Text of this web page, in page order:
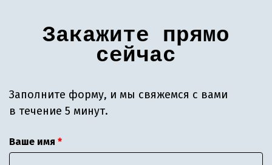
Закажите прямо
сейчас
Заполните форму, и мы свяжемся с вами
в течение 5 минут.
Ваше имя